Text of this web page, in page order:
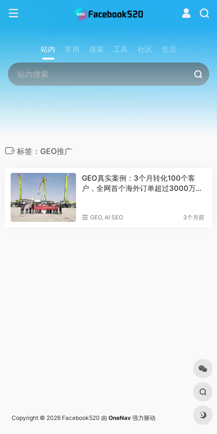
站内 常用 搜索 工具 社区 生活
标签：GEO推广
GEO真实案例：3个月转化100个客
户，全网首个海外订单超过3000万美
GEO, AI SEO 3个月前
Copyright © 2026 Facebook520 由 OneNav 强力驱动